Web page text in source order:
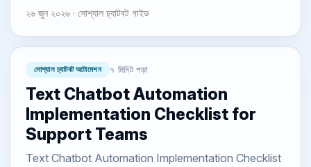
২৬ জুন ২০২৬ · সোশ্যাল চ্যাটবট গাইড
সোশ্যাল চ্যাটবট অটোমেশন ৭ মিনিট পড়া
Text Chatbot Automation
Implementation Checklist for
Support Teams
Text Chatbot Automation Implementation Checklist